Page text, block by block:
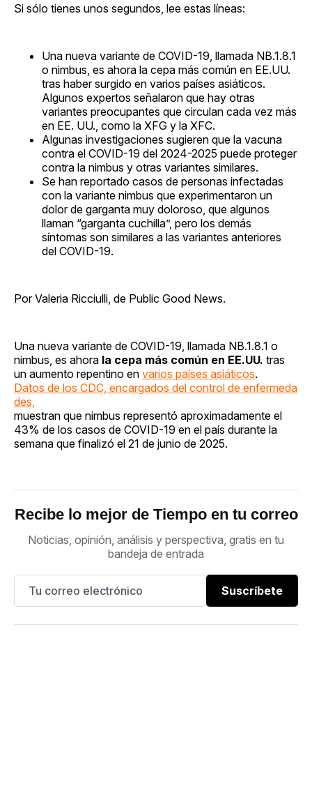
Si sólo tienes unos segundos, lee estas líneas:
Una nueva variante de COVID-19, llamada NB.1.8.1
o nimbus, es ahora la cepa más común en EE.UU.
tras haber surgido en varios países asiáticos.
Algunos expertos señalaron que hay otras
variantes preocupantes que circulan cada vez más
en EE. UU., como la XFG y la XFC.
Algunas investigaciones sugieren que la vacuna
contra el COVID-19 del 2024-2025 puede proteger
contra la nimbus y otras variantes similares.
Se han reportado casos de personas infectadas
con la variante nimbus que experimentaron un
dolor de garganta muy doloroso, que algunos
llaman “garganta cuchilla”, pero los demás
síntomas son similares a las variantes anteriores
del COVID-19.
Por Valeria Ricciulli, de Public Good News.
Una nueva variante de COVID-19, llamada NB.1.8.1 o
nimbus, es ahora la cepa más común en EE.UU. tras
un aumento repentino en varios países asiáticos.
Datos de los CDC, encargados del control de enfermeda
des,
muestran que nimbus representó aproximadamente el
43% de los casos de COVID-19 en el país durante la
semana que finalizó el 21 de junio de 2025.
Recibe lo mejor de Tiempo en tu correo
Noticias, opinión, análisis y perspectiva, gratis en tu
bandeja de entrada
Suscríbete